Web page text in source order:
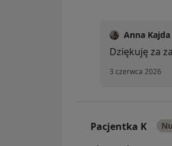
Anna Kajda
Dziękuję za
3 czerwca 2026
Pacjentka K